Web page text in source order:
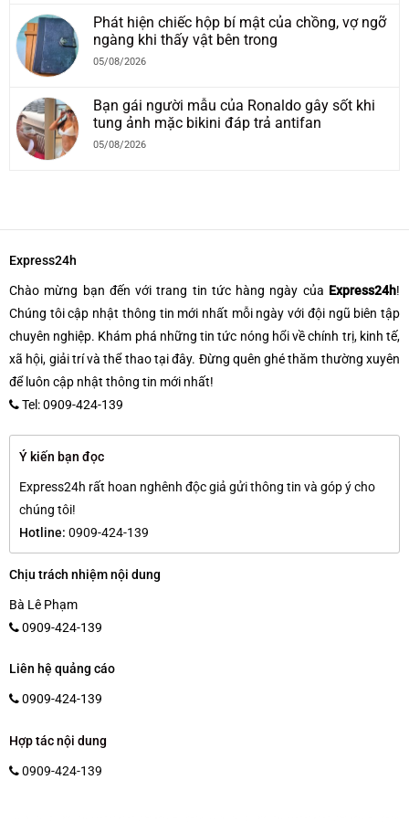
Phát hiện chiếc hộp bí mật của chồng, vợ ngỡ
ngàng khi thấy vật bên trong
05/08/2026
Bạn gái người mẫu của Ronaldo gây sốt khi
tung ảnh mặc bikini đáp trả antifan
05/08/2026
Express24h
Chào mừng bạn đến với trang tin tức hàng ngày của Express24h!
Chúng tôi cập nhật thông tin mới nhất mỗi ngày với đội ngũ biên tập
chuyên nghiệp. Khám phá những tin tức nóng hổi về chính trị, kinh tế,
xã hội, giải trí và thể thao tại đây. Đừng quên ghé thăm thường xuyên
để luôn cập nhật thông tin mới nhất!
Tel: 0909-424-139
Ý kiến bạn đọc
Express24h rất hoan nghênh độc giả gửi thông tin và góp ý cho
chúng tôi!
Hotline: 0909-424-139
Chịu trách nhiệm nội dung
Bà Lê Phạm
0909-424-139
Liên hệ quảng cáo
0909-424-139
Hợp tác nội dung
0909-424-139